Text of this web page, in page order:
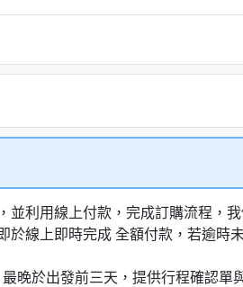
利用線上付款，完成訂購流程，我
線上即時完成 全額付款，若逾時
晚於出發前三天，提供行程確認單